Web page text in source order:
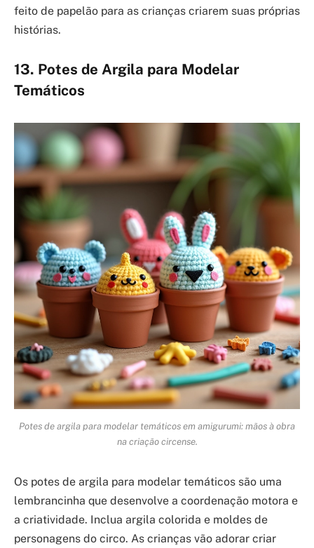
feito de papelão para as crianças criarem suas próprias
histórias.
13. Potes de Argila para Modelar
Temáticos
Potes de argila para modelar temáticos em amigurumi: mãos à obra
na criação circense.
Os potes de argila para modelar temáticos são uma
lembrancinha que desenvolve a coordenação motora e
a criatividade. Inclua argila colorida e moldes de
personagens do circo. As crianças vão adorar criar